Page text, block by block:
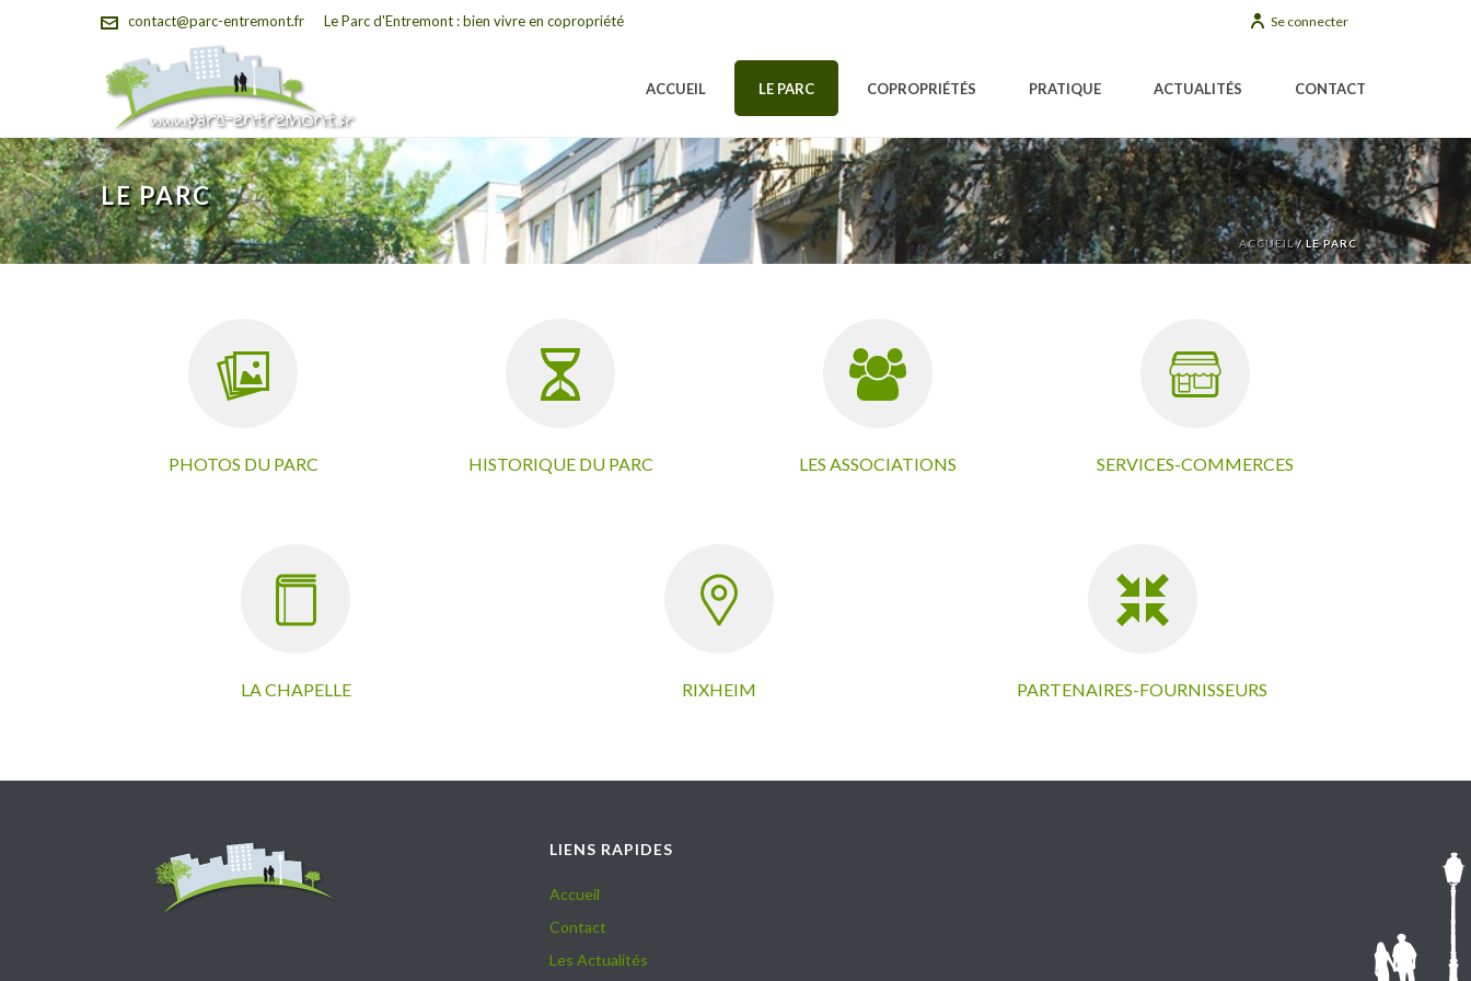
contact@parc-entremont.fr Le Parc d'Entremont : bien vivre en copropriété Se connecter
ACCUEIL LE PARC COPROPRIÉTÉS PRATIQUE ACTUALITÉS CONTACT
LE PARC
ACCUEIL/LE PARC
PHOTOS DU PARC HISTORIQUE DU PARC LES ASSOCIATIONS SERVICES-COMMERCES
LA CHAPELLE RIXHEIM PARTENAIRES-FOURNISSEURS
LIENS RAPIDES
Accueil
Contact
Les Actualités